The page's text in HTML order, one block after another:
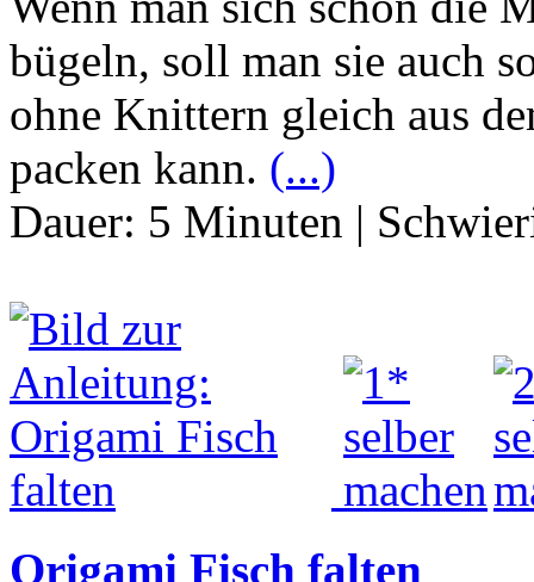
bügeln, soll man sie auch
ohne Knittern gleich aus
packen kann. (...)
Dauer: 5 Minuten |
Origami Fisch falten